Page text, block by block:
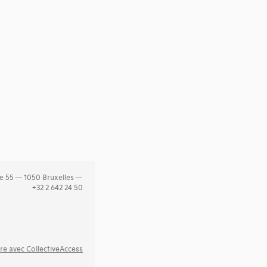
55 — 1050 Bruxelles —
+32 2 642 24 50
avec CollectiveAccess